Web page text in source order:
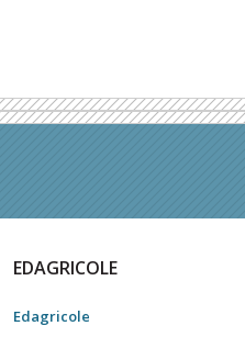
EDAGRICOLE
Edagricole